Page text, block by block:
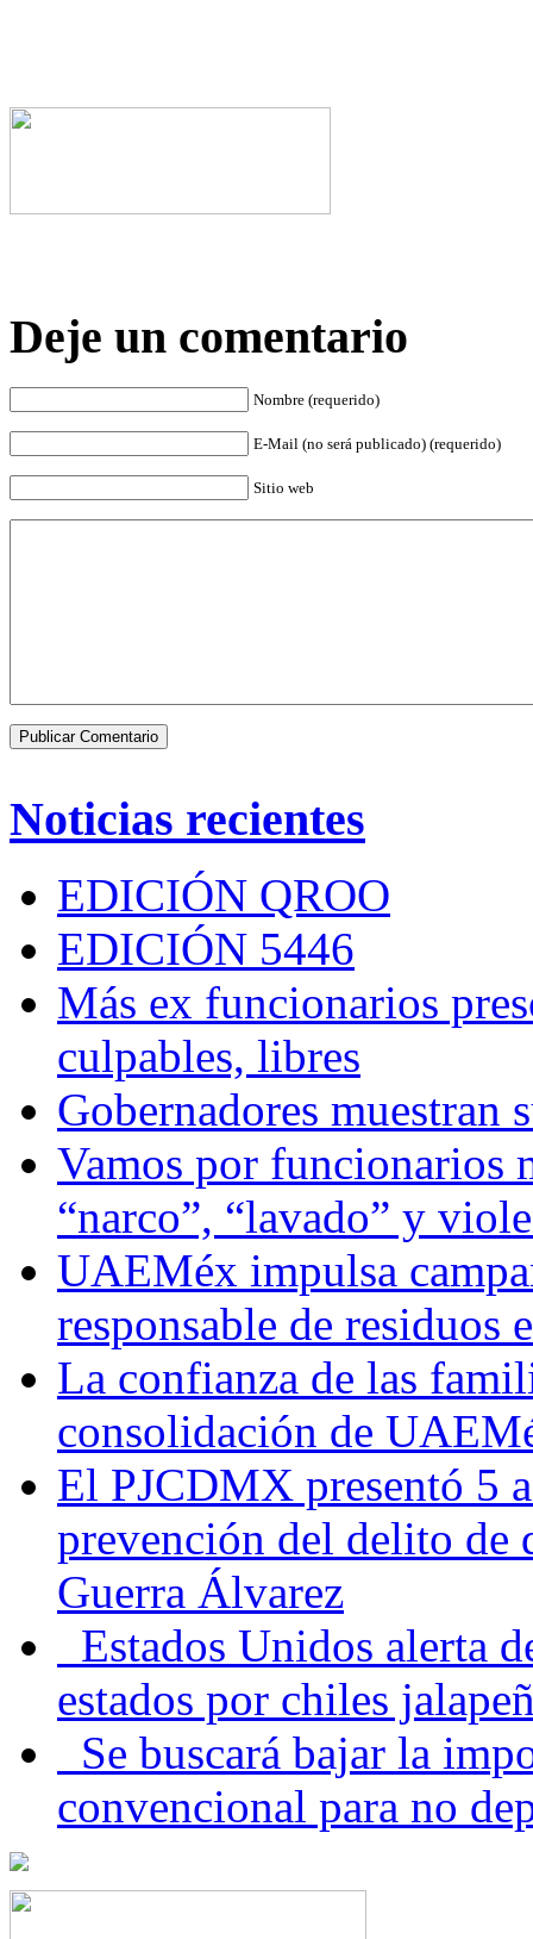
Deje un comentario
Nombre (requerido)
E-Mail (no será publicado) (requerido)
Sitio web
Noticias recientes
EDICIÓN QROO
EDICIÓN 5446
Más ex funcionarios
culpables, libres
Gobernadores muestran
Vamos por funcionarios
“narco”, “lavado” y
UAEMéx impulsa
responsable de residuos
La confianza de las
consolidación de
El PJCDMX presentó 5
prevención del delito de
Guerra Álvarez
Estados Unidos alerta
estados por chiles
Se buscará bajar la
convencional para no